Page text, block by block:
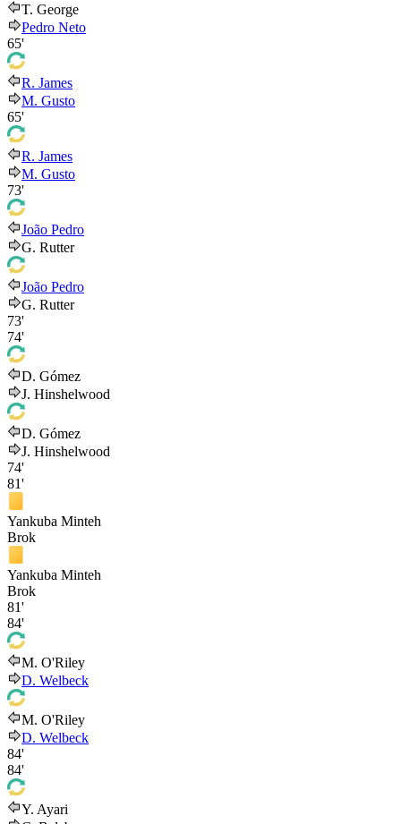
T. George
Pedro Neto
65'
R. James
M. Gusto
65'
R. James
M. Gusto
73'
João Pedro
G. Rutter
João Pedro
G. Rutter
73'
74'
D. Gómez
J. Hinshelwood
D. Gómez
J. Hinshelwood
74'
81'
Yankuba Minteh
Brok
Yankuba Minteh
Brok
81'
84'
M. O'Riley
D. Welbeck
M. O'Riley
D. Welbeck
84'
84'
Y. Ayari